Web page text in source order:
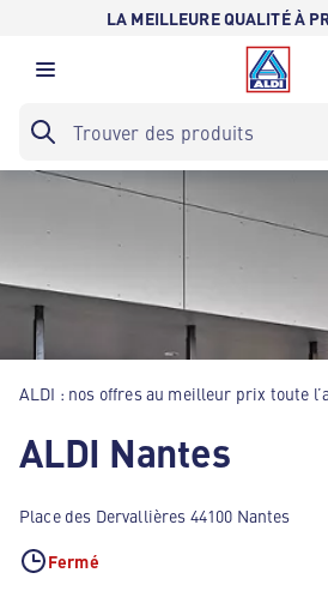
LA MEILLEURE QUALITÉ À
ALDI : nos offres au meilleur prix toute
ALDI Nantes
Place des Dervallières 44100 Nantes
Fermé